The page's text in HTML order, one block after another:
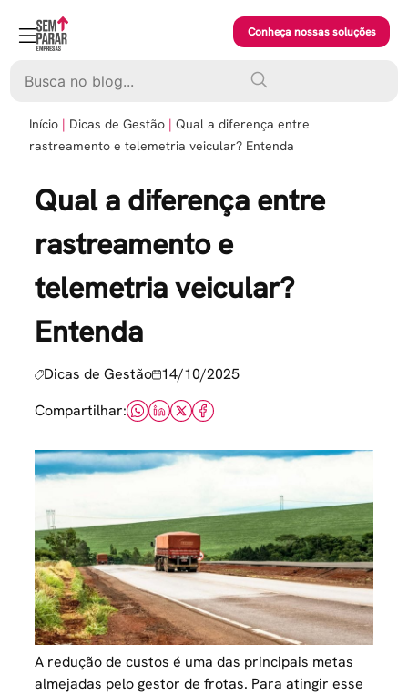
content
Conheça nossas soluções
Início Dicas de Gestão
Qual a diferença entre
rastreamento e telemetria veicular? Entenda
Qual a diferença entre
rastreamento e
telemetria veicular?
Entenda
Dicas de Gestão 14/10/2025
Compartilhar:
A redução decustos é uma das principais metas
almejadas pelo gestor de frotas. Para atingir esse